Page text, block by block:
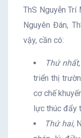
ThS Nguyễn Trí
Nguyên Đán,
vậy, cần có:
Thứ nhất,
triển thị
cơ chế
lực thúc đẩy
Thứ hai,